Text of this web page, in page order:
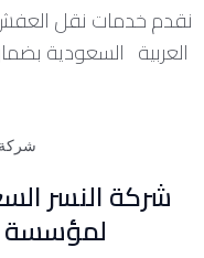
نقدم خدمات نقل
شركة النسر
لمؤسسة